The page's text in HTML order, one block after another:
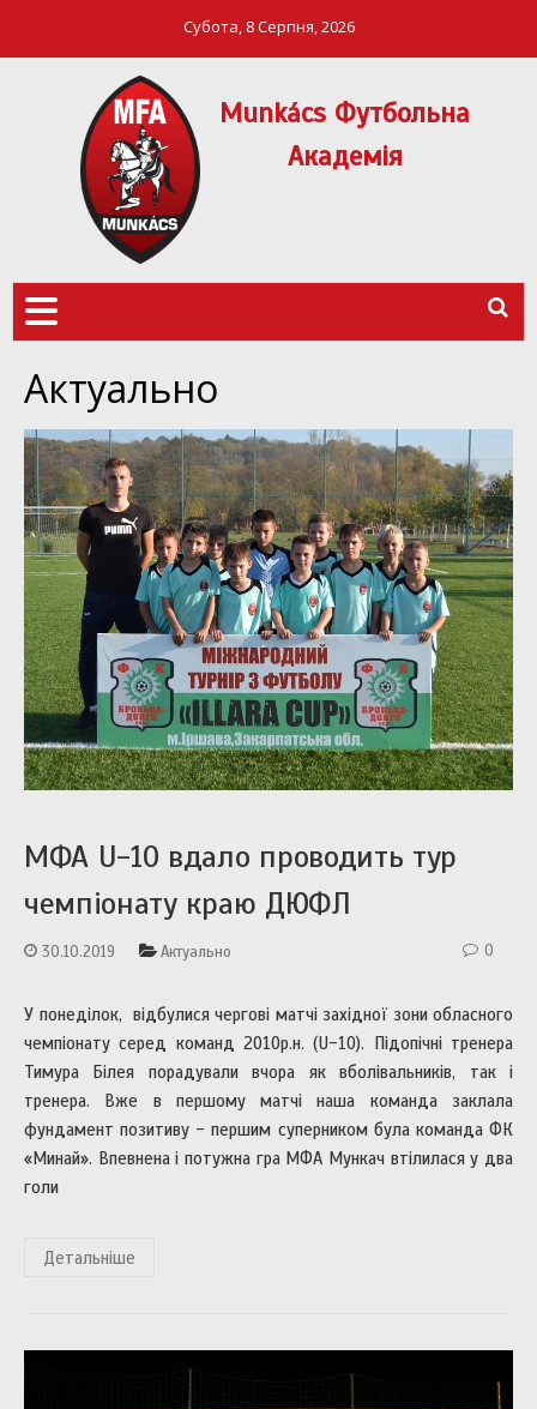
Субота, 8 Серпня, 2026
Munkács Футбольна
Академія
Актуально
МФА U-10 вдало проводить тур
чемпіонату краю ДЮФЛ
30.10.2019 Актуально 0
У понеділок, відбулися чергові матчі західної зони обласного
чемпіонату серед команд 2010р.н. (U-10). Підопічні тренера
Тимура Білея порадували вчора як вболівальників, так і
тренера. Вже в першому матчі наша команда заклала
фундамент позитиву - першим суперником була команда ФК
«Минай». Впевнена і потужна гра МФА Мункач втілилася у два
голи
Детальніше